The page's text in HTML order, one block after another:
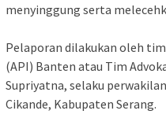
menyinggung serta
‎Pelaporan dilakukan oleh
(API) Banten atau Tim
Supriyatna, selaku
Cikande, Kabupaten Serang.